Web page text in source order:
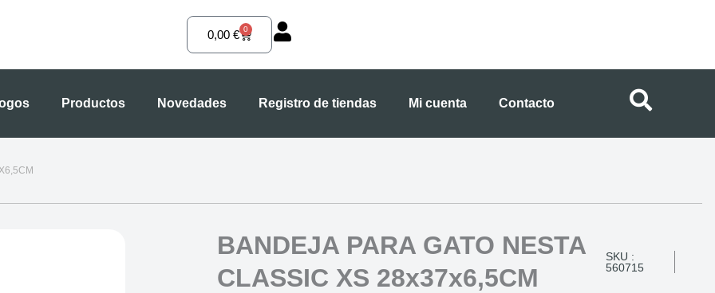
0,00 € 0
Carrito
Productos Novedades Registro de tiendas Mi cuenta Contacto
BANDEJA PARA GATO NESTA
CLASSIC XS 28x37x6,5CM
SKU :
560715